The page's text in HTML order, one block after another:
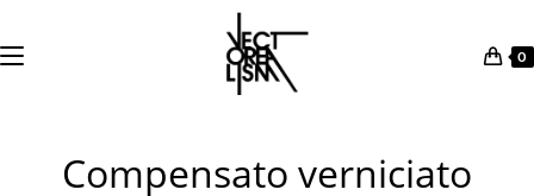
contenuto
0
Compensato verniciato